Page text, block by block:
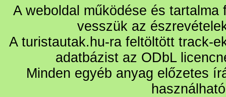
A weboldal működése és
vesszük az
A turistautak.hu-ra feltöltött track-
adatbázist az ODbL
Minden egyéb anyag előzetes